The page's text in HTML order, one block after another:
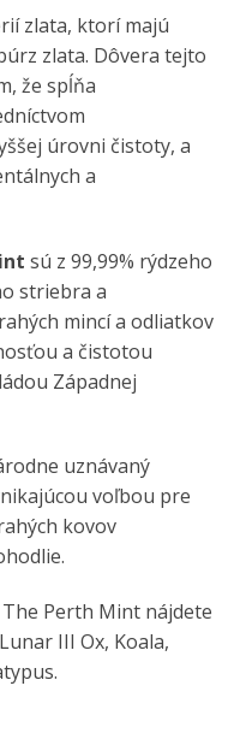
zlata, ktorí majú
zlata. Dôvera tejto
že spĺňa
úrovni čistoty, a
a
sú z 99,99% rýdzeho
striebra a
mincí a odliatkov
a čistotou
Západnej
uznávaný
voľbou pre
kovov
Perth Mint nájdete
III Ox, Koala,